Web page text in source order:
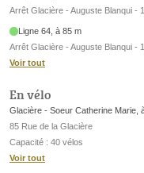
Arrêt Glacière - Auguste Blanqui -
Ligne 64, à 85 m
Arrêt Glacière - Auguste Blanqui -
Voir tout
En vélo
Glacière - Soeur Catherine Marie,
85 Rue de la Glacière
Capacité : 40 vélos
Voir tout